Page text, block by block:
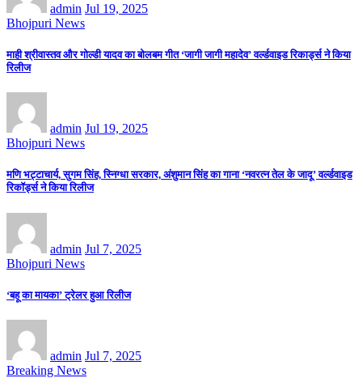
admin Jul 19, 2025
Bhojpuri News
माही श्रीवास्तव और गोल्डी यादव का बोलबम गीत ‘जागी जागी महादेव’ वर्ल्डवाइड रिकार्ड्स ने किया
रिलीज
admin Jul 19, 2025
Bhojpuri News
मणि भट्टाचार्य, सुगम सिंह, स्निग्धा सरकार, अंशुमान सिंह का गाना ‘नवरत्न तेल के जादू’ वर्ल्डवाइड
रिकॉर्ड्स ने किया रिलीज
admin Jul 7, 2025
Bhojpuri News
‘बहू का मायका’ ट्रेलर हुआ रिलीज
admin Jul 7, 2025
Breaking News